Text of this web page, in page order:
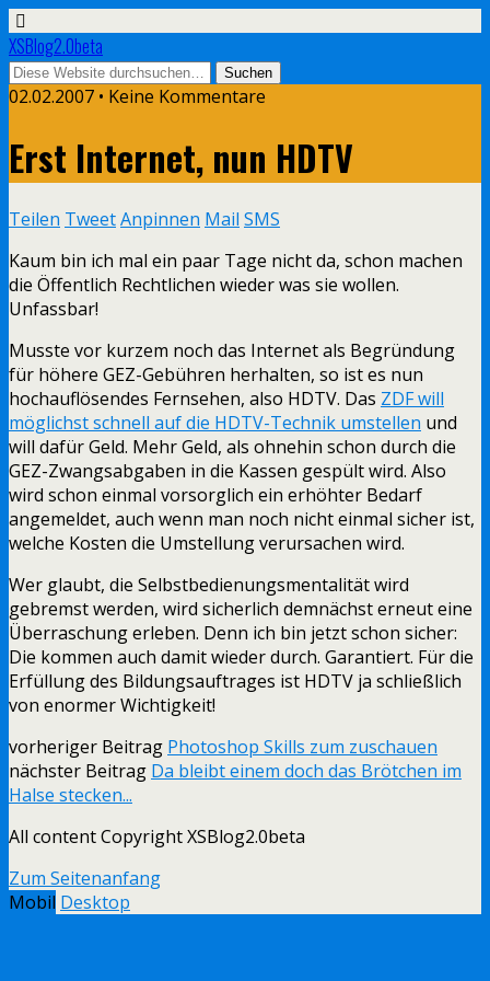
XSBlog2.0beta
02.02.2007 • Keine Kommentare
Erst Internet, nun HDTV
Teilen TweetAnpinnen Mail SMS
Kaum bin ich mal ein paar Tage nicht da, schon machen
die Öffentlich Rechtlichen wieder was sie wollen.
Unfassbar!
Musste vor kurzem noch das Internet als Begründung
für höhere GEZ-Gebühren herhalten, so ist es nun
hochauflösendes Fernsehen, also HDTV. Das ZDF will
möglichst schnell auf die HDTV-Technik umstellen und
will dafür Geld. Mehr Geld, als ohnehin schon durch die
GEZ-Zwangsabgaben in die Kassen gespült wird. Also
wird schon einmal vorsorglich ein erhöhter Bedarf
angemeldet, auch wenn man noch nicht einmal sicher ist,
welche Kosten die Umstellung verursachen wird.
Wer glaubt, die Selbstbedienungsmentalität wird
gebremst werden, wird sicherlich demnächst erneut eine
Überraschung erleben. Denn ich bin jetzt schon sicher:
Die kommen auch damit wieder durch. Garantiert. Für die
Erfüllung des Bildungsauftrages ist HDTV ja schließlich
von enormer Wichtigkeit!
vorheriger Beitrag Photoshop Skills zum zuschauen
nächster Beitrag Da bleibt einem doch das Brötchen im
Halse stecken...
All content Copyright XSBlog2.0beta
Zum Seitenanfang
Mobil Desktop